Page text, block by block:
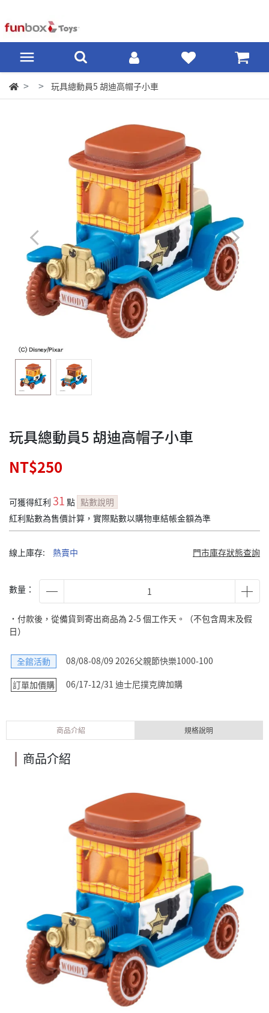
玩具總動員5 胡迪高帽子小車
玩具總動員5 胡迪高帽子小車
NT$250
可獲得紅利 31 點 點數說明
紅利點數為售價計算，實際點數以購物車結帳金額為準
線上庫存: 熱賣中 門市庫存狀態查詢
數量：
˙付款後，從備貨到寄出商品為 2-5 個工作天。（不包含周末及假
日）
全館活動
08/08-08/09 2026父親節快樂1000-100
訂單加價購
06/17-12/31 迪士尼撲克牌加購
商品介紹 規格說明
商品介紹